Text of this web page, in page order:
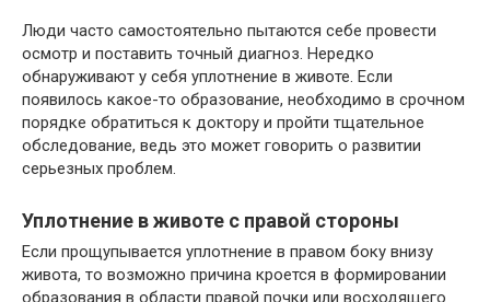
Люди часто самостоятельно пытаются себе провести
осмотр и поставить точный диагноз. Нередко
обнаруживают у себя уплотнение в животе. Если
появилось какое-то образование, необходимо в срочном
порядке обратиться к доктору и пройти тщательное
обследование, ведь это может говорить о развитии
серьезных проблем.
Уплотнение в животе с правой стороны
Если прощупывается уплотнение в правом боку внизу
живота, то возможно причина кроется в формировании
образования в области правой почки или восходящего